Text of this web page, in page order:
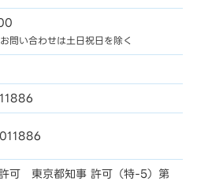
問い合わせは土日祝日を除く
可 東京都知事 許可（特-5）第